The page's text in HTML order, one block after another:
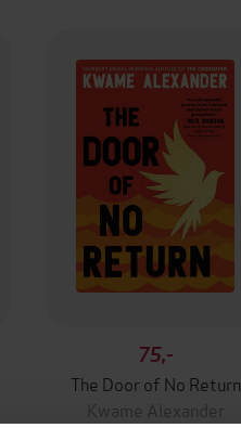
75,-
The Door of No Return
Kwame Alexander